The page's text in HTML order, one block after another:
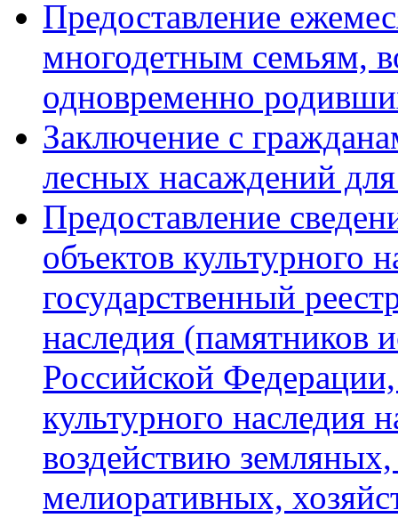
Предоставление
многодетным семьям,
одновременно
Заключение с
лесных насаждений
Предоставление
объектов культурного
государственный
наследия (памятников
Российской
культурного наследия
воздействию
мелиоративных,